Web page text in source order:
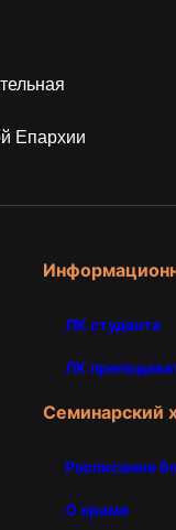
Епархии
ЛК студента
ЛК
Семинарский
Расписание
О храме